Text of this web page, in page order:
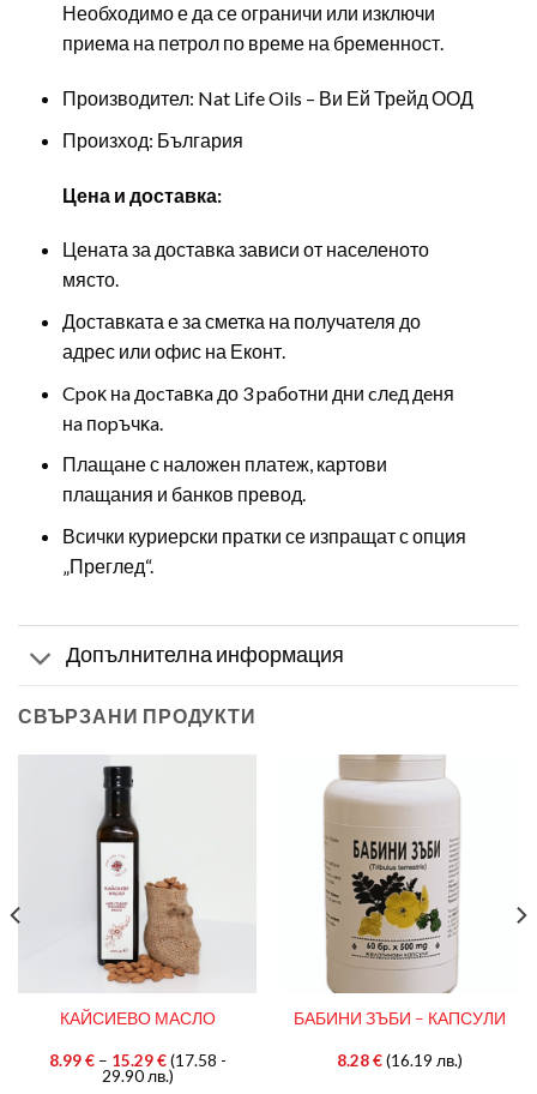
Необходимо е да се ограничи или изключи
приема на петрол по време на бременност.
Производител: Nat Life Oils – Ви Ей Трейд ООД
Произход: България
Цена и доставка:
Цената за доставка зависи от населеното
място.
Доставката е за сметка на получателя до
адрес или офис на Еконт.
Cpoĸ нa дocтaвĸa до 3 paбoтни дни cлeд дeня
нa пopъчĸa.
Плащане с наложен платеж, картови
плащания и банков превод.
Всички куриерски пратки се изпращат с опция
„Преглед“.
Допълнителна информация
СВЪРЗАНИ ПРОДУКТИ
КАЙСИЕВО МАСЛО
8.99€ – 15.29€ (17.58 -
29.90 лв.)
БАБИНИ ЗЪБИ – КАПСУЛИ
8.28€(16.19 лв.)